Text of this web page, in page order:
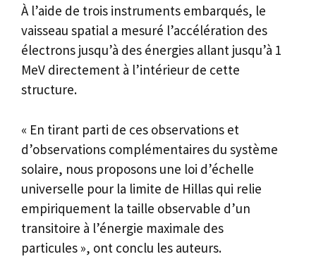
À l’aide de trois instruments embarqués, le
vaisseau spatial a mesuré l’accélération des
électrons jusqu’à des énergies allant jusqu’à 1
MeV directement à l’intérieur de cette
structure.
« En tirant parti de ces observations et
d’observations complémentaires du système
solaire, nous proposons une loi d’échelle
universelle pour la limite de Hillas qui relie
empiriquement la taille observable d’un
transitoire à l’énergie maximale des
particules », ont conclu les auteurs.